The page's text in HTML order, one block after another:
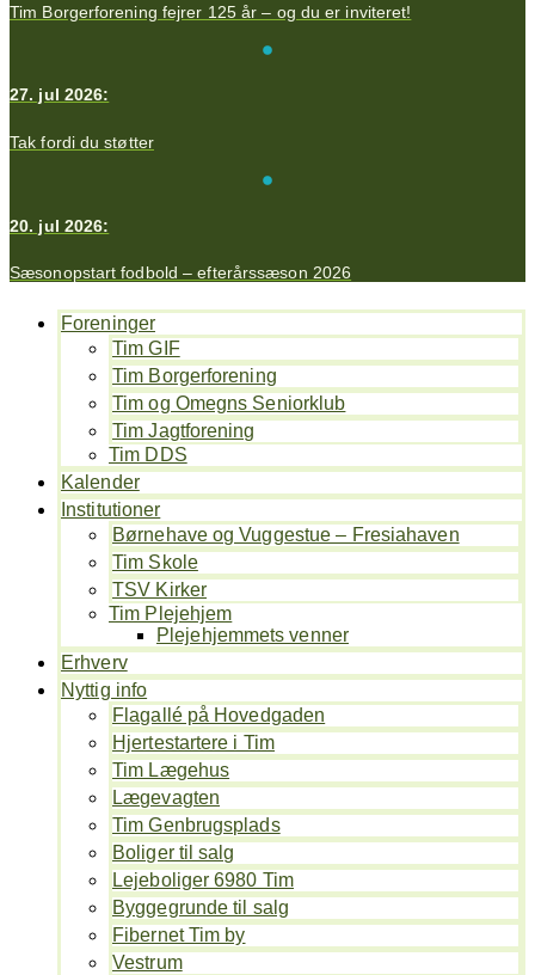
Tim Borgerforening fejrer 125 år – og du er inviteret!
27. jul 2026:
Tak fordi du støtter
20. jul 2026:
Sæsonopstart fodbold – efterårssæson 2026
Foreninger
Tim GIF
Tim Borgerforening
Tim og Omegns Seniorklub
Tim Jagtforening
Tim DDS
Kalender
Institutioner
Børnehave og Vuggestue – Fresiahaven
Tim Skole
TSV Kirker
Tim Plejehjem
Plejehjemmets venner
Erhverv
Nyttig info
Flagallé på Hovedgaden
Hjertestartere i Tim
Tim Lægehus
Lægevagten
Tim Genbrugsplads
Boliger til salg
Lejeboliger 6980 Tim
Byggegrunde til salg
Fibernet Tim by
Vestrum